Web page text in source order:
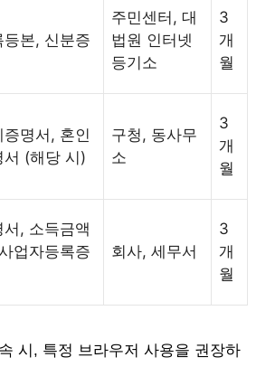
등본, 신분증
주민센터, 대
법원 인터넷
등기소
3
개
월
증명서, 혼인
서 (해당 시)
구청, 동사무
소
3
개
월
, 소득금액
업자등록증
회사, 세무서
3
개
월
시, 특정 브라우저 사용을 권장하